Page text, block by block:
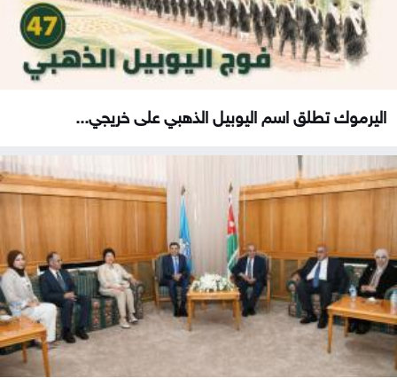
اليرموك تطلق اسم اليوبيل الذهبي على خريجي...